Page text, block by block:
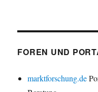
FOREN UND
marktforschung.de